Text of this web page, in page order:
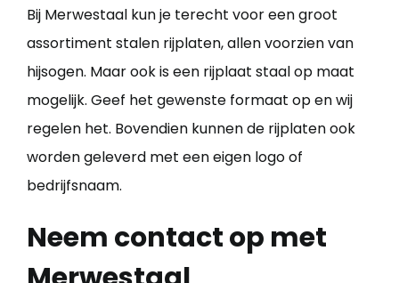
Bij Merwestaal kun je terecht voor een groot
assortiment stalen rijplaten, allen voorzien van
hijsogen. Maar ook is een rijplaat staal op maat
mogelijk. Geef het gewenste formaat op en wij
regelen het. Bovendien kunnen de rijplaten ook
worden geleverd met een eigen logo of
bedrijfsnaam.
Neem contact op met